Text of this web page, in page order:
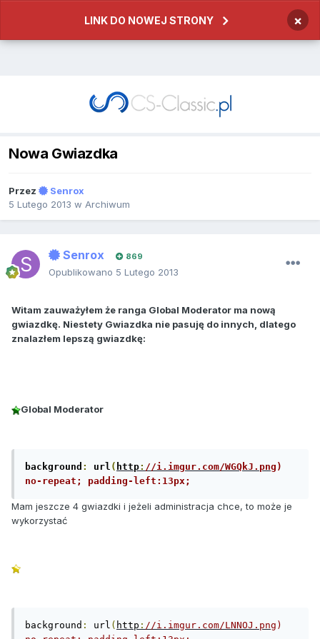
LINK DO NOWEJ STRONY ×
Nowa Gwiazdka
Przez
Senrox
5 Lutego 2013 w Archiwum
Senrox 869
Opublikowano 5 Lutego 2013
Witam zauważyłem że ranga Global Moderator ma nową
gwiazdkę. Niestety Gwiazdka nie pasuję do innych, dlatego
znalazłem lepszą gwiazdkę:
Global Moderator
background : url ( http: //i.imgur.com/WGQkJ.png )
no-repeat; padding-left:13px;
Mam jeszcze 4 gwiazdki i jeżeli administracja chce, to może je
wykorzystać
background : url ( http : //i.imgur.com/LNNOJ.png )